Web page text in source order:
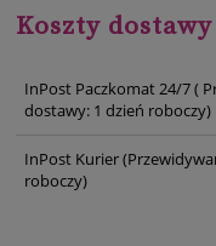
Koszty dostawy
InPost Paczkomat 24/7(
dostawy: 1 dzień roboczy)
InPost Kurier
roboczy)